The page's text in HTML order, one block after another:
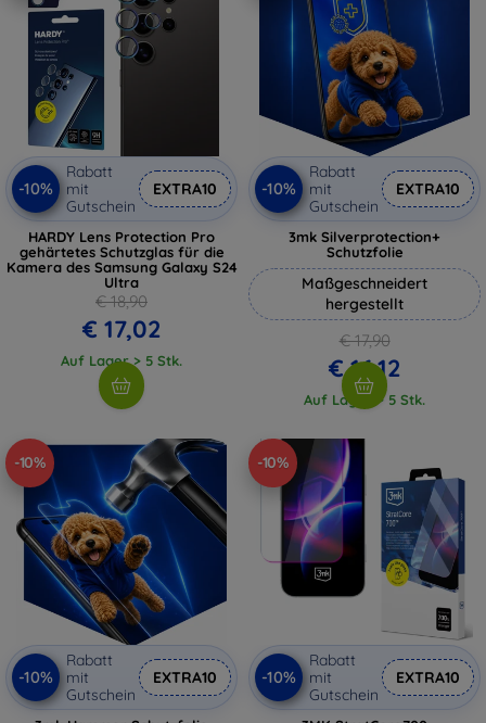
-10%
Rabatt
mit
Gutschein
EXTRA10
HARDY Lens Protection Pro
gehärtetes Schutzglas für die
Kamera des Samsung Galaxy S24
Ultra
€ 18,90
€ 17,02
Auf Lager > 5 Stk.
-10%
Rabatt
mit
Gutschein
EXTRA10
3mk Silverprotection+
Schutzfolie
Maßgeschneidert
hergestellt
€ 17,90
€ 16,12
Auf Lager > 5 Stk.
-10%
-10%
Rabatt
mit
Gutschein
EXTRA10
-10%
-10%
Rabatt
mit
Gutschein
EXTRA10